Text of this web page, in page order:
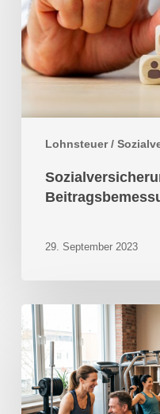
Lohnsteuer /
29. September 2023
Firmenfitness:
steuerpflichtiger
Arbeitslohn
oder
steuerfrei?